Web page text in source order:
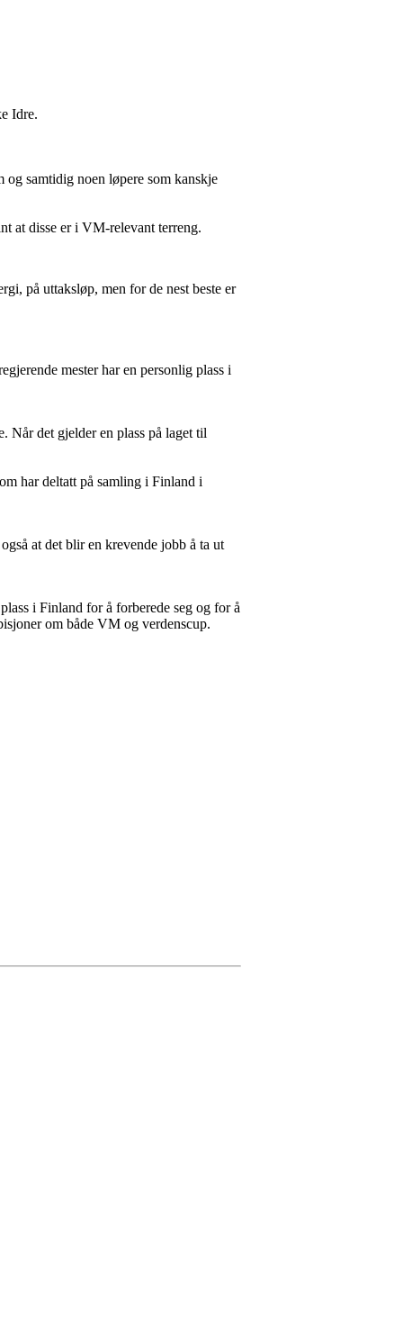
Idre.
og samtidig noen løpere som kanskje
at disse er i VM-relevant terreng.
på uttaksløp, men for de nest beste er
mester har en personlig plass i
Når det gjelder en plass på laget til
har deltatt på samling i Finland i
at det blir en krevende jobb å ta ut
i Finland for å forberede seg og for å
om både VM og verdenscup.